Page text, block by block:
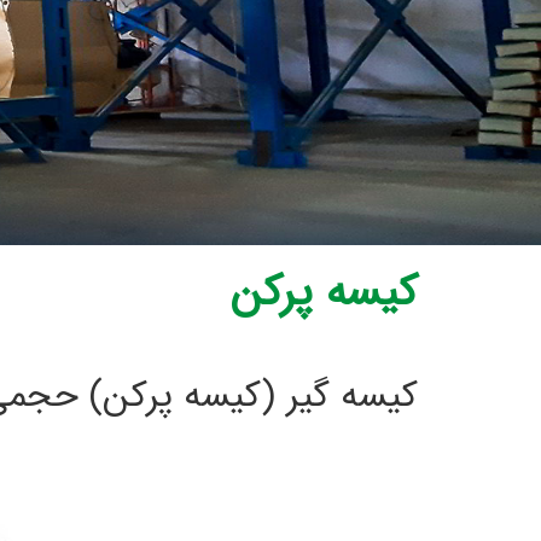
کیسه پرکن
کیسه گیر (کیسه پرکن)